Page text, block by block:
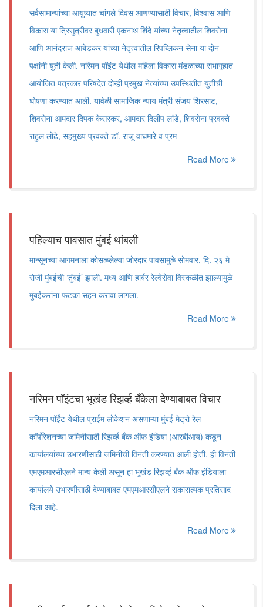
सर्वसामान्यांच्या आयुष्यात चांगले दिवस आणण्यासाठी विचार, विश्वास आणि
विकास या त्रिसुत्रीवर बुधवारी एकनाथ शिंदे यांच्या नेतृत्वातील शिवसेना
आणि आनंदराज आंबेडकर यांच्या नेतृत्वातील रिपब्लिकन सेना या दोन
पक्षांनी युती केली. नरिमन पॉइंट येथील महिला विकास मंडळाच्या सभागृहात
आयोजित पत्रकार परिषदेत दोन्ही प्रमुख नेत्यांच्या उपस्थितीत युतीची
घोषणा करण्यात आली. यावेळी सामाजिक न्याय मंत्री संजय शिरसाट,
शिवसेना आमदार दिपक केसरकर, आमदार दिलीप लांडे, शिवसेना प्रवक्ते
राहुल लोंढे, सहमुख्य प्रवक्ते डॉ. राजू वाघमारे व प्रम
Read More
पहिल्याच पावसात मुंबई थांबली
मान्सूनच्या आगमनाला कोसळलेल्या जोरदार पावसामुळे सोमवार, दि. २६ मे
रोजी मुंबईची ‘तुंबई’ झाली. मध्य आणि हार्बर रेल्वेसेवा विस्कळीत झाल्यामुळे
मुंबईकरांना फटका सहन करावा लागला.
Read More
नरिमन पॉइंटचा भूखंड रिझर्व्ह बँकेला देण्याबाबत विचार
नरिमन पॉईंट येथील प्राईम लोकेशन असणाऱ्या मुंबई मेट्रो रेल
कॉर्पोरेशनच्या जमिनीसाठी रिझर्व्ह बँक ऑफ इंडिया (आरबीआय) कडून
कार्यालयांच्या उभारणीसाठी जमिनीची विनंती करण्यात आली होती. ही विनंती
एमएमआरसीएलने मान्य केली असून हा भूखंड रिझर्व्ह बँक ऑफ इंडियाला
कार्यालये उभारणीसाठी देण्याबाबत एमएमआरसीएलने सकारात्मक प्रतिसाद
दिला आहे.
Read More